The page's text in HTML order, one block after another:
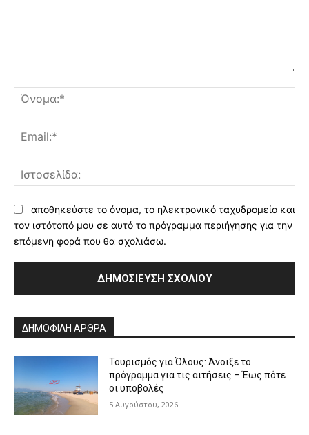
αποθηκεύστε το όνομα, το ηλεκτρονικό ταχυδρομείο και
τον ιστότοπό μου σε αυτό το πρόγραμμα περιήγησης για την
επόμενη φορά που θα σχολιάσω.
ΔΗΜΟΦΙΛΗ ΑΡΘΡΑ
Τουρισμός για Όλους: Άνοιξε το
πρόγραμμα για τις αιτήσεις – Έως πότε
οι υποβολές
5 Αυγούστου, 2026